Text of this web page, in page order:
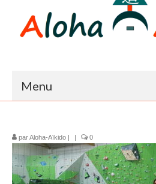
Menu
Dojo
Horaires – Adresse
parAloha-Aïkido | | 0